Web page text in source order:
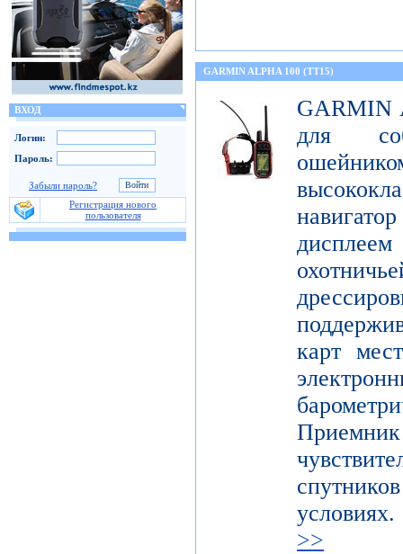
ВХОД
Логин:
Пароль:
Забыли пароль?
Регистрация нового
пользователя
GARMIN ALPHA 100 (TT15)
GARMIN
для
карт
>>